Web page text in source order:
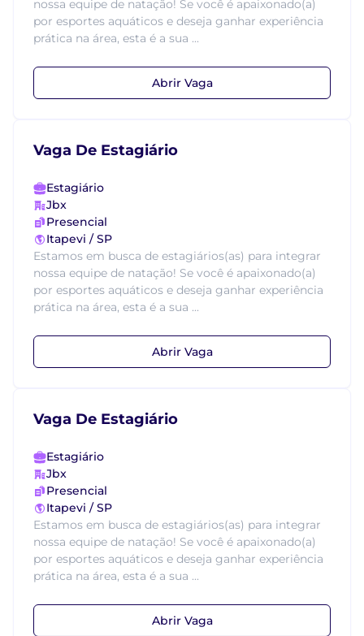
nossa equipe de natação! Se você é apaixonado(a)
por esportes aquáticos e deseja ganhar experiência
prática na área, esta é a sua ...
Abrir Vaga
Vaga De Estagiário
Estagiário
Jbx
Presencial
Itapevi / SP
Estamos em busca de estagiários(as) para integrar
nossa equipe de natação! Se você é apaixonado(a)
por esportes aquáticos e deseja ganhar experiência
prática na área, esta é a sua ...
Abrir Vaga
Vaga De Estagiário
Estagiário
Jbx
Presencial
Itapevi / SP
Estamos em busca de estagiários(as) para integrar
nossa equipe de natação! Se você é apaixonado(a)
por esportes aquáticos e deseja ganhar experiência
prática na área, esta é a sua ...
Abrir Vaga